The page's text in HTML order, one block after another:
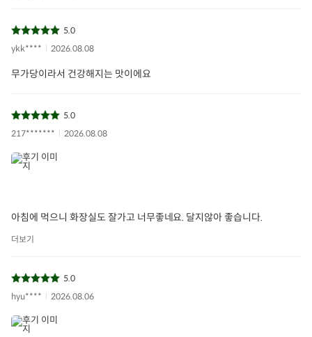
야쿠르트 유산균 에치와이기획전
상품필수정보 이미지(자세히보기)
5.0
ykk****
2026.08.08
무가당이라서 건강해지는 맛이에요
5.0
217*******
2026.08.08
아침에 먹으니 화장실도 잘가고 너무좋네요. 달지않아 좋습니다.
더보기
5.0
hyu****
2026.08.06